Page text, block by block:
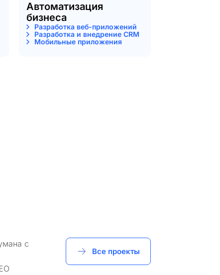
Автоматизация
бизнеса
Разработка веб-приложений
Разработка и внедрение CRM
Мобильные приложения
с
Все проекты